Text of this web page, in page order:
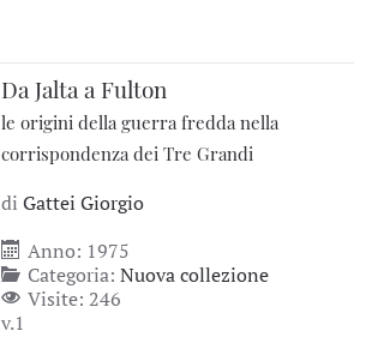
Da Jalta a Fulton
le origini della guerra fredda nella
corrispondenza dei Tre Grandi
di Gattei Giorgio
Anno: 1975
Categoria: Nuova collezione
Visite: 246
v.1